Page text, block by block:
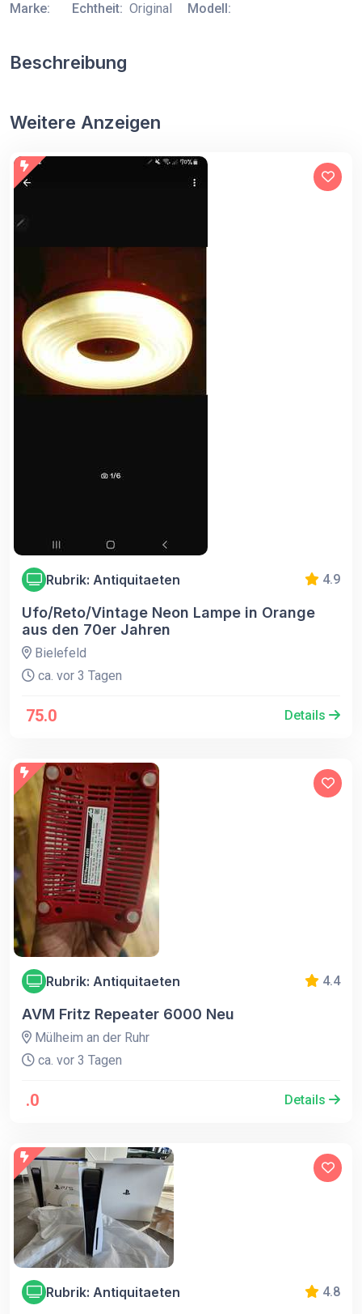
Marke: Echtheit: Original Modell:
Beschreibung
Weitere Anzeigen
Rubrik: Antiquitaeten 4.9
Ufo/Reto/Vintage Neon Lampe in Orange
aus den 70er Jahren
Bielefeld
ca. vor 3 Tagen
75.0 Details
Rubrik: Antiquitaeten 4.4
AVM Fritz Repeater 6000 Neu
Mülheim an der Ruhr
ca. vor 3 Tagen
.0 Details
Rubrik: Antiquitaeten 4.8